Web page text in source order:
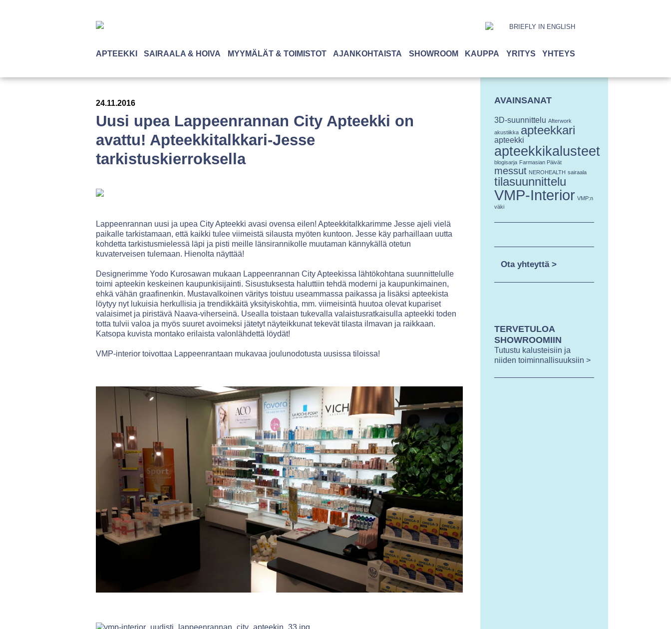
BRIEFLY IN ENGLISH
APTEEKKI SAIRAALA & HOIVA MYYMÄLÄT & TOIMISTOT AJANKOHTAISTA SHOWROOM KAUPPA YRITYS YHTEYS
24.11.2016
Uusi upea Lappeenrannan City Apteekki on
avattu! Apteekkitalkkari-Jesse
tarkistuskierroksella
Lappeenrannan uusi ja upea City Apteekki avasi ovensa eilen! Apteekkitalkkarimme Jesse ajeli vielä
paikalle tarkistamaan, että kaikki tulee viimeistä silausta myöten kuntoon. Jesse käy parhaillaan uutta
kohdetta tarkistusmielessä läpi ja pisti meille länsirannikolle muutaman kännykällä otetun
kuvaterveisen tulemaan. Hienolta näyttää!
Designerimme Yodo Kurosawan mukaan Lappeenrannan City Apteekissa lähtökohtana suunnittelulle
toimi apteekin keskeinen kaupunkisijainti. Sisustuksesta haluttiin tehdä moderni ja kaupunkimainen,
ehkä vähän graafinenkin. Mustavalkoinen väritys toistuu useammassa paikassa ja lisäksi apteekista
löytyy nyt lukuisia herkullisia ja trendikkäitä yksityiskohtia, mm. viimeisintä huutoa olevat kupariset
valaisimet ja piristävä Naava-viherseinä. Usealla toistaan tukevalla valaistusratkaisulla apteekki toden
totta tulvii valoa ja myös suuret avoimeksi jätetyt näyteikkunat tekevät tilasta ilmavan ja raikkaan.
Katsopa kuvista montako erilaista valonlähdettä löydät!
VMP-interior toivottaa Lappeenrantaan mukavaa joulunodotusta uusissa tiloissa!
AVAINSANAT
3D-suunnittelu Afterwork
akustiikka apteekkari
apteekki
apteekkikalusteet
blogisarja Farmasian Päivät
messut NEROHEALTH sairaala
tilasuunnittelu
VMP-Interior VMP:n
väki
Ota yhteyttä >
TERVETULOA
SHOWROOMIIN
Tutustu kalusteisiin ja
niiden toiminnallisuuksiin >